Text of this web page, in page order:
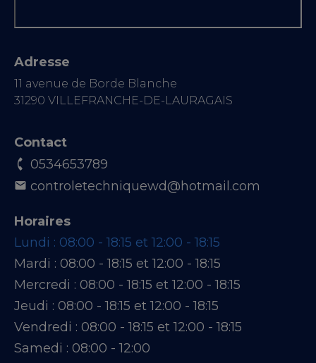
Adresse
11 avenue de Borde Blanche
31290 VILLEFRANCHE-DE-LAURAGAIS
Contact
0534653789
controletechniquewd@hotmail.com
Horaires
Lundi : 08:00 - 18:15 et 12:00 - 18:15
Mardi : 08:00 - 18:15 et 12:00 - 18:15
Mercredi : 08:00 - 18:15 et 12:00 - 18:15
Jeudi : 08:00 - 18:15 et 12:00 - 18:15
Vendredi : 08:00 - 18:15 et 12:00 - 18:15
Samedi : 08:00 - 12:00